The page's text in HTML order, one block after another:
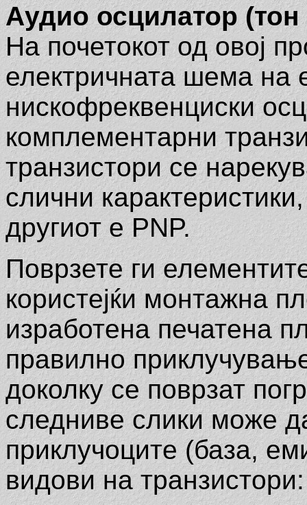
Аудио осцилатор (тон
На почетокот од овој
електричната шема на
нискофреквенциски
комплементарни
транзистори се
слични
другиот е PNP.
Поврзете ги
користејќи монтажна
изработена печатена
правилно
доколку се поврзат
следниве слики може
приклучоците (база,
видови на транзистори: